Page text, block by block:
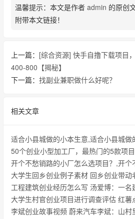
温馨提示：本文是作者 admin 的原创
附带本文链接！
上一篇： [综合资源] 快手自撸下载项目
400-800【揭秘】
下一篇： 找副业兼职做什么好呢？
相关文章
适合小县城做的小本生意,适合小县城做
50个创业小型加工厂，最热门的5款项目,50个创业小型加工
开个不愁销路的小厂怎么选项目？,开个不愁销路的
大学生回乡创业例子素材 回乡创业带动老乡脱贫 一个
工程建筑创业经历怎么写 汤爱博：一名建筑设计师
大学生村官创业项目进行调查评估 红薯点燃致富梦，80后村
李斌创业故事视频 蔚来汽车李斌：山村里的大学生，创